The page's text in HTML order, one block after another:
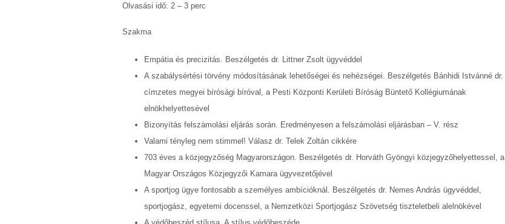
Olvasási idő: 2 – 3 perc
Szakma
Empátia és precizitás. Beszélgetés dr. Littner Zsolt ügyvéddel
A szabálysértési törvény módosításának lehetőségei és nehézségei. Beszélgetés Bánhidi Istvánné dr.
címzetes megyei bírósági bíróval, a Pesti Központi Kerületi Bíróság Büntető Kollégiumának
elnökhelyettesével
Bizonyítás felszámolási eljárás során. Eredményesen a felszámolási eljárásban – V. rész
Valami tényleg nem stimmel! Válasz dr. Telek Zoltán cikkére
703 éves a közjegyzőség Magyarországon. Beszélgetés dr. Horváth Gyöngyi közjegyzőhelyettessel, a
Magyar Országos Közjegyzői Kamara ügyvezetőjével
A sportjog ügye fontosabb a személyes ambícióknál. Beszélgetés dr. Nemes András ügyvéddel,
sportjogász, egyetemi docenssel, a Nemzetközi Sportjogász Szövetség tiszteletbeli alelnökével